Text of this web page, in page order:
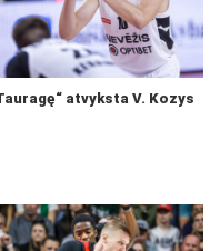
atvyksta V. Kozys